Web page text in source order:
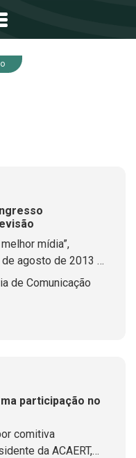
mídia”,
agosto de 2013 o
Catarinense.
dia 31 de maio.
de Comunicação
participação no
comitiva
da ACAERT,